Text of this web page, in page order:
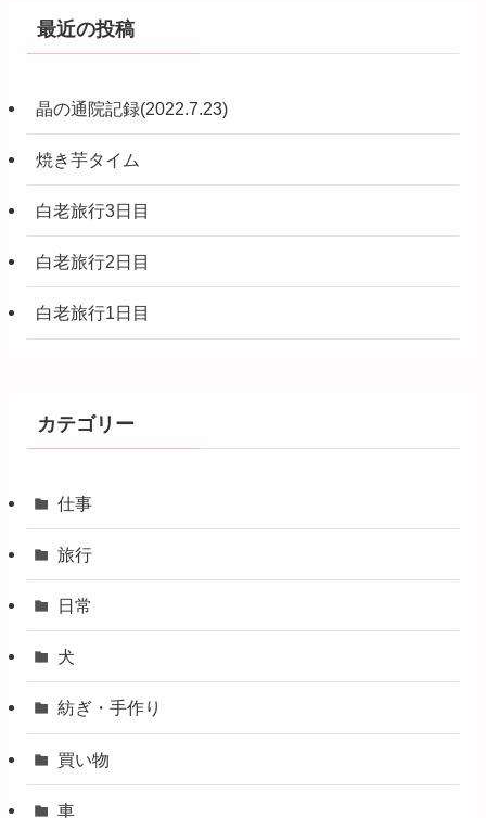
最近の投稿
晶の通院記録(2022.7.23)
焼き芋タイム
白老旅行3日目
白老旅行2日目
白老旅行1日目
カテゴリー
仕事
旅行
日常
犬
紡ぎ・手作り
買い物
車